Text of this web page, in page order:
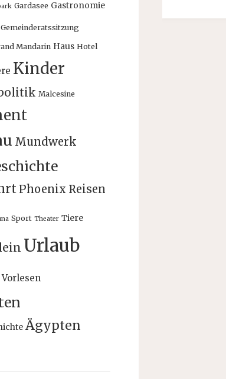
Gardasee Gastronomie
Gemeinderatssitzung
Mandarin Haus Hotel
Kinder
Malcesine
Mundwerk
Phoenix Reisen
Sport Theater Tiere
Urlaub
Vorlesen
Ägypten